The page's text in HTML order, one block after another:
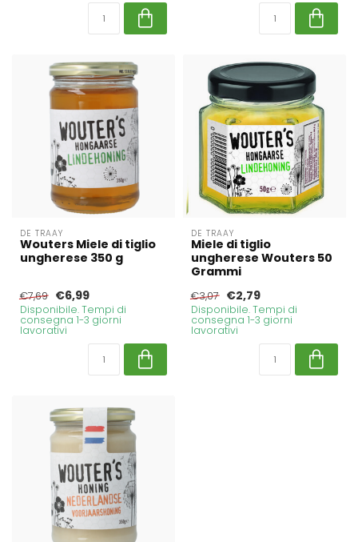
DE TRAAY
Wouters Miele di tiglio
ungherese 350 g
€7,69 €6,99
Disponibile. Tempi di
consegna 1-3 giorni
lavorativi
DE TRAAY
Miele di tiglio
ungherese Wouters 50
Grammi
€3,07 €2,79
Disponibile. Tempi di
consegna 1-3 giorni
lavorativi